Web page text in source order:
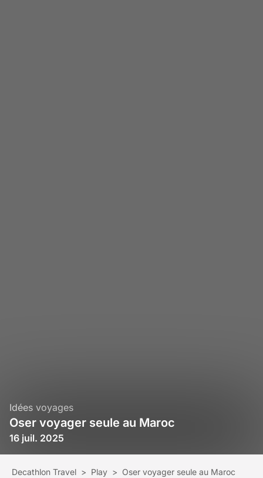
Idées voyages
Oser voyager seule au Maroc
16 juil. 2025
Decathlon Travel > Play > Oser voyager seule au Maroc